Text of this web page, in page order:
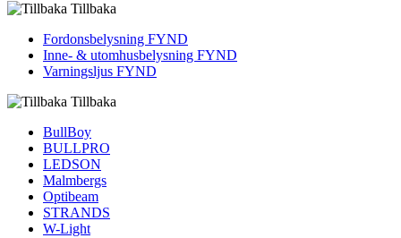
Tillbaka
Fordons­belysning FYND
Inne- & utomhus­belysning FYND
Varningsljus FYND
Tillbaka
BullBoy
BULLPRO
LEDSON
Malmbergs
Optibeam
STRANDS
W-Light